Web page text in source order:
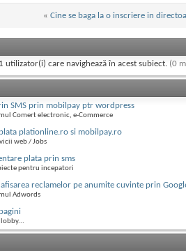
« Cine se baga la o inscriere in
utilizator(i) care navighează în acest subiect. (0
SMS prin mobilpay ptr wordpress
Comert electronic, e-Commerce
plationline.ro si mobilpay.ro
web / Jobs
plata prin sms
pentru incepatori
reclamelor pe anumite cuvinte prin
Adwords